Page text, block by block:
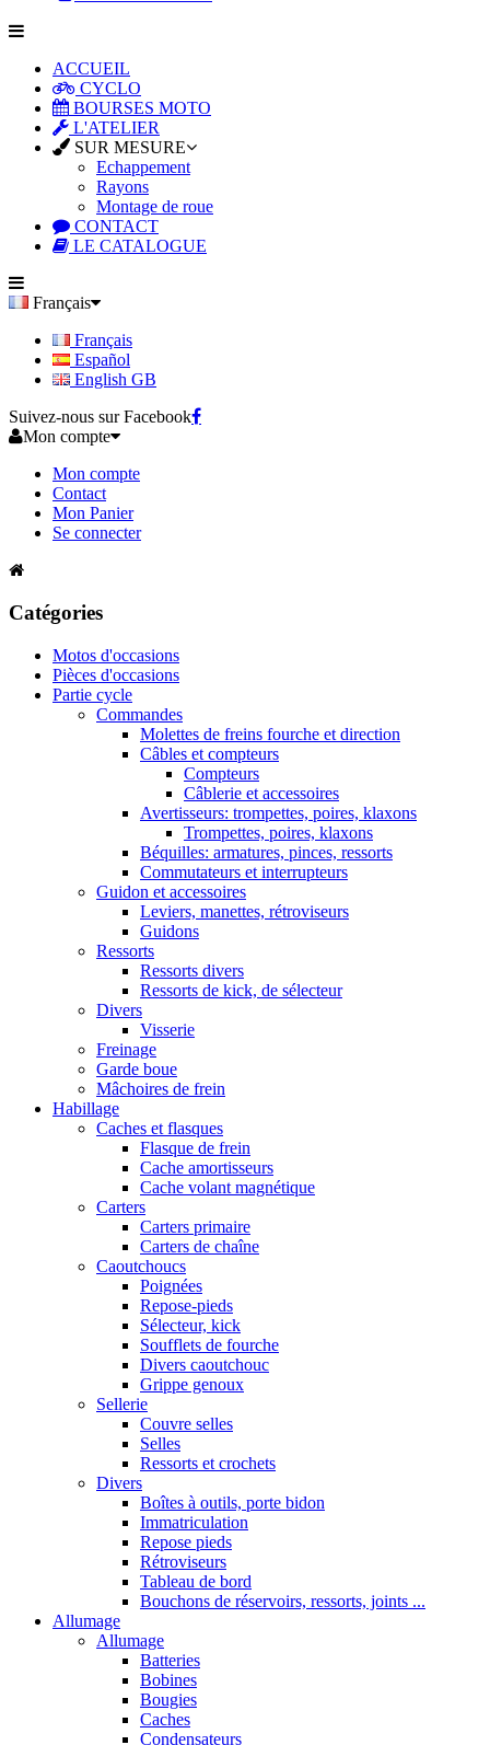
ACCUEIL
CYCLO
BOURSES MOTO
L'ATELIER
SUR MESURE
Echappement
Rayons
Montage de roue
CONTACT
LE CATALOGUE
Français
Français
Español
English GB
Suivez-nous sur Facebook
Mon compte
Mon compte
Contact
Mon Panier
Se connecter
Catégories
Motos d'occasions
Pièces d'occasions
Partie cycle
Commandes
Molettes de freins fourche et direction
Câbles et compteurs
Compteurs
Câblerie et accessoires
Avertisseurs: trompettes, poires, klaxons
Trompettes, poires, klaxons
Béquilles: armatures, pinces, ressorts
Commutateurs et interrupteurs
Guidon et accessoires
Leviers, manettes, rétroviseurs
Guidons
Ressorts
Ressorts divers
Ressorts de kick, de sélecteur
Divers
Visserie
Freinage
Garde boue
Mâchoires de frein
Habillage
Caches et flasques
Flasque de frein
Cache amortisseurs
Cache volant magnétique
Carters
Carters primaire
Carters de chaîne
Caoutchoucs
Poignées
Repose-pieds
Sélecteur, kick
Soufflets de fourche
Divers caoutchouc
Grippe genoux
Sellerie
Couvre selles
Selles
Ressorts et crochets
Divers
Boîtes à outils, porte bidon
Immatriculation
Repose pieds
Rétroviseurs
Tableau de bord
Bouchons de réservoirs, ressorts, joints ...
Allumage
Allumage
Batteries
Bobines
Bougies
Caches
Condensateurs